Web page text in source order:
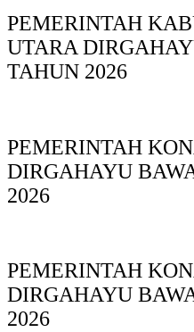
PEMERINTAH
UTARA
TAHUN 2026
PEMERINTAH
DIRGAHAYU
2026
PEMERINTAH
DIRGAHAYU
2026